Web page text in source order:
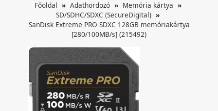
Főoldal Adathordozó
Memória kártya
SD/SDHC/SDXC (SecureDigital)
SanDisk Extreme PRO SDXC 128GB memóriakártya
[280/100MB/s] (215492)